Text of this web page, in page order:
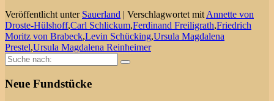
Veröffentlicht unter Sauerland Verschlagwortet mitAnnette von
Droste-Hülshoff,Carl Schlickum,Ferdinand Freiligrath,Friedrich
Moritz von Brabeck,Levin Schücking,Ursula Magdalena
Prestel,Ursula Magdalena Reinheimer
Suche
nach:
Neue Fundstücke